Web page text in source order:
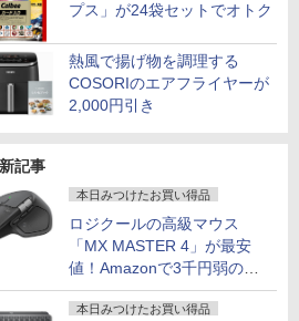
プス」が24袋セットでオトク
熱風で揚げ物を調理する
COSORIのエアフライヤーが
2,000円引き
記事
本日みつけたお買い得品
ロジクールの高級マウス
「MX MASTER 4」が最安
値！Amazonで3千円弱の割
引
本日みつけたお買い得品